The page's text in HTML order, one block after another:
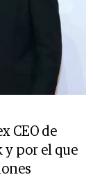
CEO de
y por el que